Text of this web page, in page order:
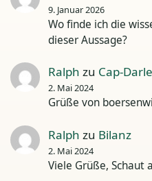
9. Januar 2026
Wo finde ich die
dieser Aussage?
Ralph zu Cap-
2. Mai 2024
Grüße von
Ralph zu Bilanz
2. Mai 2024
Viele Grüße, Schaut